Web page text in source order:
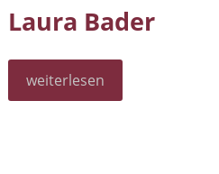
Laura Bader
Laura
weiterlesen